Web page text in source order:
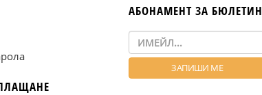
АБОНАМЕНТ ЗА БЮЛЕТИН